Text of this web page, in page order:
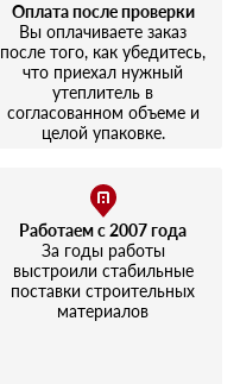
Оплата после проверки
Вы оплачиваете заказ
после того, как убедитесь,
что приехал нужный
утеплитель в
согласованном объеме и
целой упаковке.
Работаем с 2007 года
За годы работы
выстроили стабильные
поставки строительных
материалов